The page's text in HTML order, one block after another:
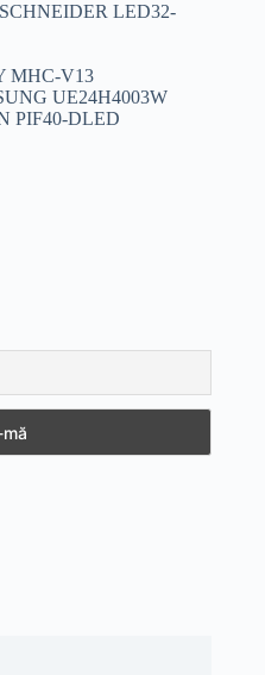
LED32-
MHC-V13
UE24H4003W
PIF40-DLED